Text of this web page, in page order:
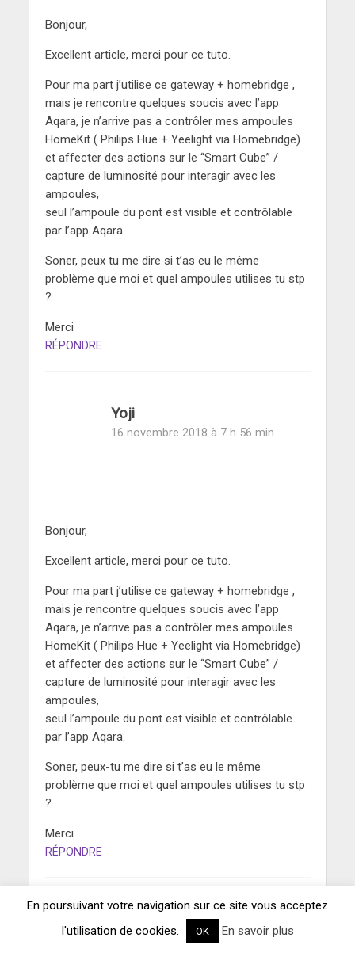
Bonjour,
Excellent article, merci pour ce tuto.
Pour ma part j’utilise ce gateway + homebridge ,
mais je rencontre quelques soucis avec l’app
Aqara, je n’arrive pas a contrôler mes ampoules
HomeKit ( Philips Hue + Yeelight via Homebridge)
et affecter des actions sur le “Smart Cube” /
capture de luminosité pour interagir avec les
ampoules,
seul l’ampoule du pont est visible et contrôlable
par l’app Aqara.
Soner, peux tu me dire si t’as eu le même
problème que moi et quel ampoules utilises tu stp
?
Merci
RÉPONDRE
Yoji
16 novembre 2018 à 7 h 56 min
Bonjour,
Excellent article, merci pour ce tuto.
Pour ma part j’utilise ce gateway + homebridge ,
mais je rencontre quelques soucis avec l’app
Aqara, je n’arrive pas a contrôler mes ampoules
HomeKit ( Philips Hue + Yeelight via Homebridge)
et affecter des actions sur le “Smart Cube” /
capture de luminosité pour interagir avec les
ampoules,
seul l’ampoule du pont est visible et contrôlable
par l’app Aqara.
Soner, peux-tu me dire si t’as eu le même
problème que moi et quel ampoules utilises tu stp
?
Merci
RÉPONDRE
17 novembre 2018 à 21 h 45 min
En poursuivant votre navigation sur ce site vous acceptez
l'utilisation de cookies.
OK En savoir plus